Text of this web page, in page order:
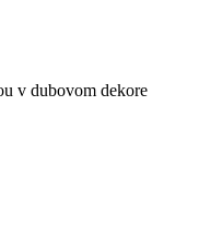
v dubovom dekore